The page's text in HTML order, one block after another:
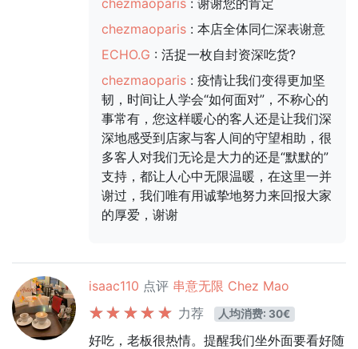
chezmaoparis : 谢谢您的肯定
chezmaoparis : 本店全体同仁深表谢意
ECHO.G : 活捉一枚自封资深吃货?
chezmaoparis : 疫情让我们变得更加坚
韧，时间让人学会“如何面对”，不称心的
事常有，您这样暖心的客人还是让我们深
深地感受到店家与客人间的守望相助，很
多客人对我们无论是大力的还是“默默的”
支持，都让人心中无限温暖，在这里一并
谢过，我们唯有用诚挚地努力来回报大家
的厚爱，谢谢
isaac110 点评 串意无限 Chez Mao
力荐
人均消费: 30€
好吃，老板很热情。提醒我们坐外面要看好随